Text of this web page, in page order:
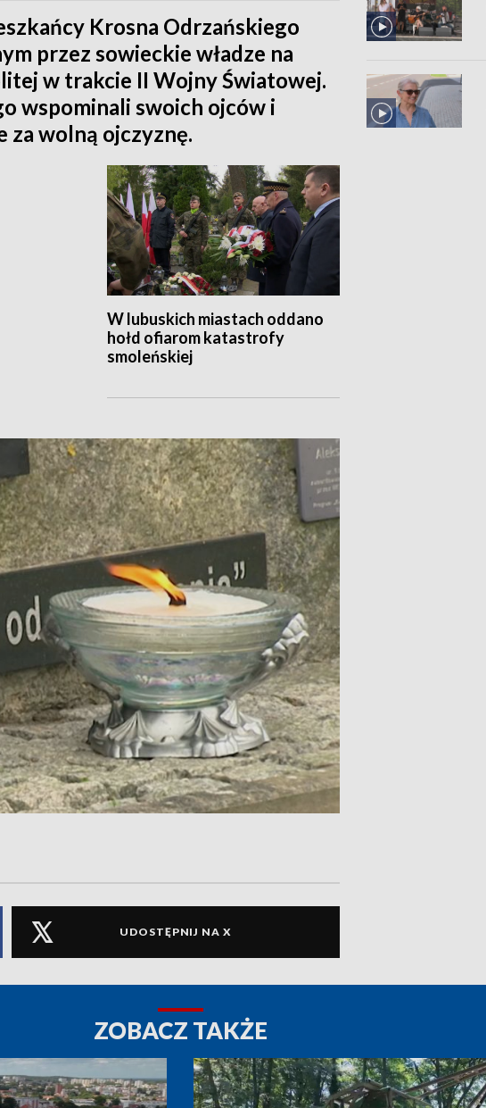
Krosna Odrzańskiego
przez sowieckie władze na
w trakcie II Wojny Światowej.
wspominali swoich ojców i
za wolną ojczyznę.
W lubuskich miastach oddano
hołd ofiarom katastrofy
smoleńskiej
UDOSTĘPNIJ NA X
ZOBACZ TAKŻE